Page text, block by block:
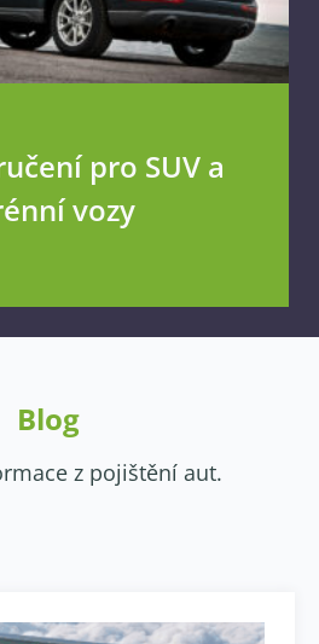
pro SUV a
vozy
Blog
z pojištění aut.